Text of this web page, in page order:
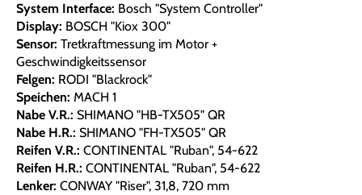
System Interface: Bosch "System Controller"
Display: BOSCH "Kiox 300"
Sensor: Tretkraftmessung im Motor +
Geschwindigkeitssensor
Felgen: RODI "Blackrock"
Speichen: MACH 1
Nabe V.R.: SHIMANO "HB-TX505" QR
Nabe H.R.: SHIMANO "FH-TX505" QR
Reifen V.R.: CONTINENTAL "Ruban", 54-622
Reifen H.R.: CONTINENTAL "Ruban", 54-622
Lenker: CONWAY "Riser", 31,8, 720 mm